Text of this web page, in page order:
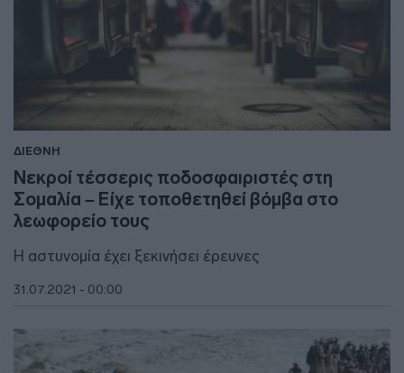
ΔΙΕΘΝΗ
Νεκροί τέσσερις ποδοσφαιριστές στη
Σομαλία – Είχε τοποθετηθεί βόμβα στο
λεωφορείο τους
Η αστυνομία έχει ξεκινήσει έρευνες
31.07.2021 - 00:00